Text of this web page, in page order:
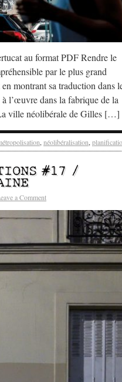
au format PDF Rendre le
par le plus grand
montrant sa traduction dans
l’œuvre dans la fabrique de la
ville néolibérale de Gilles […]
, néolibéralisation,
#17 /
a Comment